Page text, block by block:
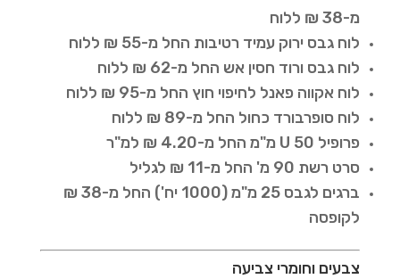
מ-38 ₪ ללוח
לוח גבס ירוק עמיד רטיבות החל מ-55 ₪ ללוח
לוח גבס ורוד חסין אש החל מ-62 ₪ ללוח
לוח אקווה פאנל לחיפוי חוץ החל מ-95 ₪ ללוח
לוח סופרבורד כחול החל מ-89 ₪ ללוח
פרופיל U 50 מ"מ החל מ-4.20 ₪ למ"ר
סרט רשת 90 מ' החל מ-11 ₪ לגליל
ברגים לגבס 25 מ"מ (1000 יח') החל מ-38 ₪
לקופסה
צבעים וחומרי צביעה